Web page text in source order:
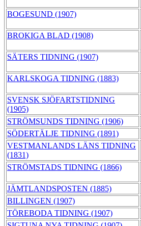
BOGESUND (1907)
BROKIGA BLAD (1908)
SÄTERS TIDNING (1907)
KARLSKOGA TIDNING (1883)
SVENSK SJÖFARTSTIDNING
(1905)
STRÖMSUNDS TIDNING (1906)
SÖDERTÄLJE TIDNING (1891)
VESTMANLANDS LÄNS TIDNING
(1831)
STRÖMSTADS TIDNING (1866)
JÄMTLANDSPOSTEN (1885)
BILLINGEN (1907)
TÖREBODA TIDNING (1907)